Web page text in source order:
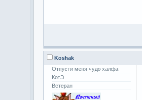
Koshak
Отпусти меня чудо халфа
КотЭ
Ветеран